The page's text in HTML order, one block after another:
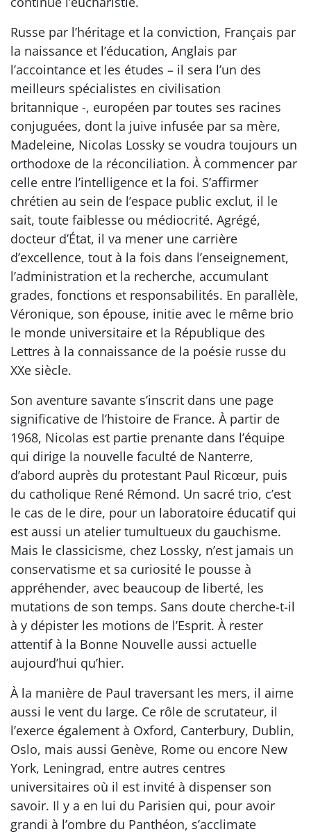
Russe par l’héritage et la conviction, Français par
la naissance et l’éducation, Anglais par
l’accointance et les études – il sera l’un des
meilleurs spécialistes en civilisation
britannique -, européen par toutes ses racines
conjuguées, dont la juive infusée par sa mère,
Madeleine, Nicolas Lossky se voudra toujours un
orthodoxe de la réconciliation. À commencer par
celle entre l’intelligence et la foi. S’affirmer
chrétien au sein de l’espace public exclut, il le
sait, toute faiblesse ou médiocrité. Agrégé,
docteur d’État, il va mener une carrière
d’excellence, tout à la fois dans l’enseignement,
l’administration et la recherche, accumulant
grades, fonctions et responsabilités. En parallèle,
Véronique, son épouse, initie avec le même brio
le monde universitaire et la République des
Lettres à la connaissance de la poésie russe du
XXe siècle.
Son aventure savante s’inscrit dans une page
significative de l’histoire de France. À partir de
1968, Nicolas est partie prenante dans l’équipe
qui dirige la nouvelle faculté de Nanterre,
d’abord auprès du protestant Paul Ricœur, puis
du catholique René Rémond. Un sacré trio, c’est
le cas de le dire, pour un laboratoire éducatif qui
est aussi un atelier tumultueux du gauchisme.
Mais le classicisme, chez Lossky, n’est jamais un
conservatisme et sa curiosité le pousse à
appréhender, avec beaucoup de liberté, les
mutations de son temps. Sans doute cherche-t-il
à y dépister les motions de l’Esprit. À rester
attentif à la Bonne Nouvelle aussi actuelle
aujourd’hui qu’hier.
À la manière de Paul traversant les mers, il aime
aussi le vent du large. Ce rôle de scrutateur, il
l’exerce également à Oxford, Canterbury, Dublin,
Oslo, mais aussi Genève, Rome ou encore New
York, Leningrad, entre autres centres
universitaires où il est invité à dispenser son
savoir. Il y a en lui du Parisien qui, pour avoir
grandi à l’ombre du Panthéon, s’acclimate